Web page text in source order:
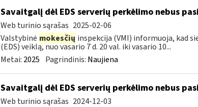
Savaitgalį dėl EDS serverių perkėlimo nebus
Web turinio sąrašas 2025-02-06
Valstybinė mokesčių inspekcija (VMI) informuoja, kad
(EDS) veiklą, nuo vasario 7 d. 20 val. iki vasario 10...
Metai: 2025 Pagrindinis: Naujiena
Savaitgalį dėl EDS serverių perkėlimo nebus
Web turinio sąrašas 2024-12-03